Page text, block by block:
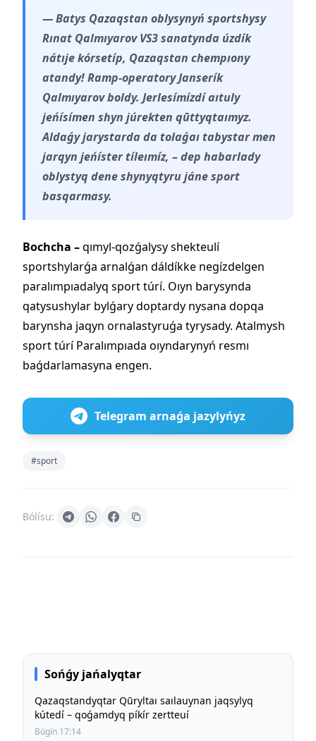
— Batys Qazaqstan oblysynyń sportshysy
Rınat Qalmıyarov VS3 sanatynda úzdík
nátıje kórsetíp, Qazaqstan chempıony
atandy! Ramp-operatory Janserík
Qalmıyarov boldy. Jerlesímízdí aıtuly
jeńísímen shyn júrekten qūttyqtaımyz.
Aldaǵy jarystarda da tolaǵaı tabystar men
jarqyn jeńíster tíleımíz, – dep habarlady
oblystyq dene shynyqtyru jáne sport
basqarmasy.
Bochcha –qımyl-qozǵalysy shekteulí
sportshylarǵa arnalǵan dáldíkke negízdelgen
paralımpıadalyq sport túrí. Oıyn barysynda
qatysushylar bylǵary doptardy nysana dopqa
barynsha jaqyn ornalastyruǵa tyrysady. Atalmysh
sport túrí Paralımpıada oıyndarynyń resmı
baǵdarlamasyna engen.
Telegram arnaǵa jazylyńyz
#sport
Bólísu:
Sońǵy jańalyqtar
Qazaqstandyqtar Qūryltaı saılauynan jaqsylyq
kútedí – qoǵamdyq píkír zertteuí
Búgín 17:14